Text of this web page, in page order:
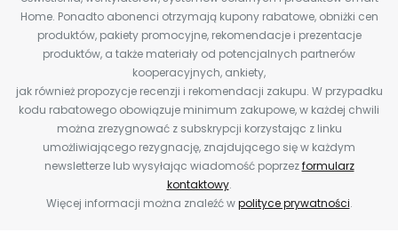
Home. Ponadto abonenci otrzymają kupony rabatowe, obniżki cen
produktów, pakiety promocyjne, rekomendacje i prezentacje
produktów, a także materiały od potencjalnych partnerów
kooperacyjnych, ankiety,
jak również propozycje recenzji i rekomendacji zakupu. W przypadku
kodu rabatowego obowiązuje minimum zakupowe, w każdej chwili
można zrezygnować z subskrypcji korzystając z linku
umożliwiającego rezygnację, znajdującego się w każdym
newsletterze lub wysyłając wiadomość poprzezformularz
kontaktowy.
Więcej informacji można znaleźć wpolityce prywatności.